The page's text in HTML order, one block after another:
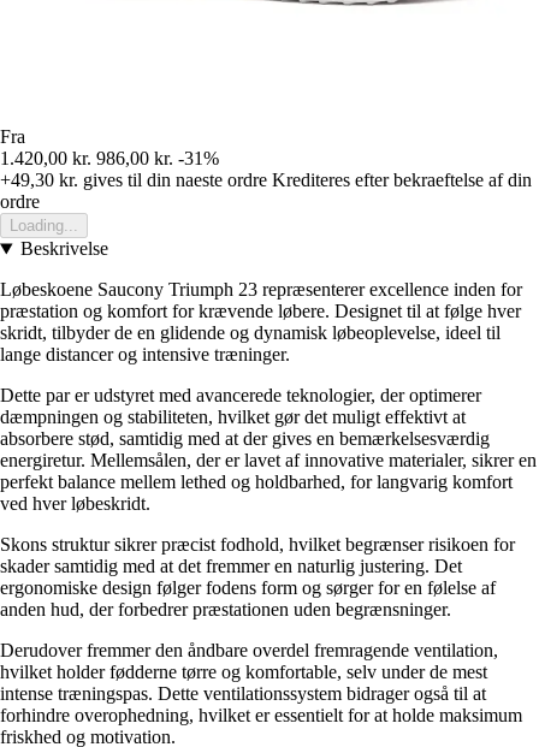
Fra
1.420,00 kr. 986,00 kr. -31%
+49,30 kr. gives til din naeste ordre Krediteres efter bekraeftelse af din
ordre
Loading...
Beskrivelse
Løbeskoene Saucony Triumph 23 repræsenterer excellence inden for
præstation og komfort for krævende løbere. Designet til at følge hver
skridt, tilbyder de en glidende og dynamisk løbeoplevelse, ideel til
lange distancer og intensive træninger.
Dette par er udstyret med avancerede teknologier, der optimerer
dæmpningen og stabiliteten, hvilket gør det muligt effektivt at
absorbere stød, samtidig med at der gives en bemærkelsesværdig
energiretur. Mellemsålen, der er lavet af innovative materialer, sikrer en
perfekt balance mellem lethed og holdbarhed, for langvarig komfort
ved hver løbeskridt.
Skons struktur sikrer præcist fodhold, hvilket begrænser risikoen for
skader samtidig med at det fremmer en naturlig justering. Det
ergonomiske design følger fodens form og sørger for en følelse af
anden hud, der forbedrer præstationen uden begrænsninger.
Derudover fremmer den åndbare overdel fremragende ventilation,
hvilket holder fødderne tørre og komfortable, selv under de mest
intense træningspas. Dette ventilationssystem bidrager også til at
forhindre overophedning, hvilket er essentielt for at holde maksimum
friskhed og motivation.